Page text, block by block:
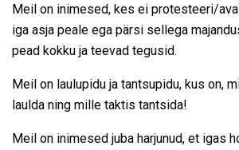
Meil on inimesed, kes ei protesteeri/
iga asja peale ega pärsi sellega
pead kokku ja teevad tegusid.
Meil on laulupidu ja tantsupidu, kus on,
laulda ning mille taktis tantsida!
Meil on inimesed juba harjunud, et igas